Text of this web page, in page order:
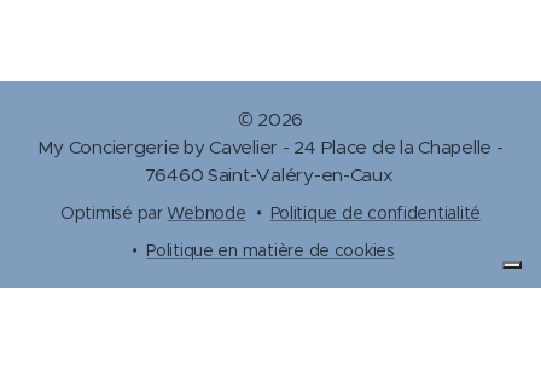
© 2026
My Conciergerie by Cavelier - 24 Place de la Chapelle -
76460 Saint-Valéry-en-Caux
Optimisé parWebnode
Politique de confidentialité
Politique en matière de cookies